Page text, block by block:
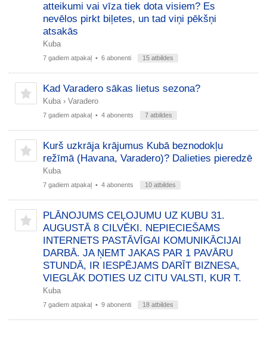
atteikumi vai vīza tiek dota visiem? Es
nevēlos pirkt biļetes, un tad viņi pēkšņi
atsakās
Kuba
7 gadiem atpakaļ • 6 abonenti 15 atbildes
Kad Varadero sākas lietus sezona?
Kuba › Varadero
7 gadiem atpakaļ • 4 abonents 7 atbildes
Kurš uzkrāja krājumus Kubā beznodokļu
režīmā (Havana, Varadero)? Dalieties pieredzē
Kuba
7 gadiem atpakaļ • 4 abonents 10 atbildes
PLĀNOJUMS CEĻOJUMU UZ KUBU 31.
AUGUSTĀ 8 CILVĒKI. NEPIECIEŠAMS
INTERNETS PASTĀVĪGAI KOMUNIKĀCIJAI
DARBĀ. JA ŅEMT JAKAS PAR 1 PAVĀRU
STUNDĀ, IR IESPĒJAMS DARĪT BIZNESA,
VIEGLĀK DOTIES UZ CITU VALSTI, KUR T.
Kuba
7 gadiem atpakaļ • 9 abonenti 18 atbildes